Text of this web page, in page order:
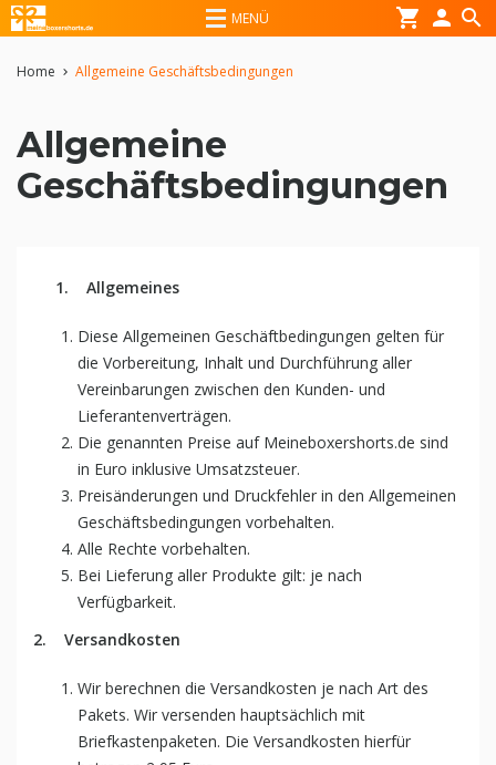
MENÜ shopping_cart person search
Home chevron_right Allgemeine Geschäftsbedingungen
Allgemeine
Geschäftsbedingungen
1. Allgemeines
Diese Allgemeinen Geschäftbedingungen gelten für
die Vorbereitung, Inhalt und Durchführung aller
Vereinbarungen zwischen den Kunden- und
Lieferantenverträgen.
Die genannten Preise auf Meineboxershorts.de sind
in Euro inklusive Umsatzsteuer.
Preisänderungen und Druckfehler in den Allgemeinen
Geschäftsbedingungen vorbehalten.
Alle Rechte vorbehalten.
Bei Lieferung aller Produkte gilt: je nach
Verfügbarkeit.
2. Versandkosten
Wir berechnen die Versandkosten je nach Art des
Pakets. Wir versenden hauptsächlich mit
Briefkastenpaketen. Die Versandkosten hierfür